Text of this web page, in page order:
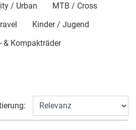
/ Urban
MTB / Cross
Kinder / Jugend
& Kompakträder